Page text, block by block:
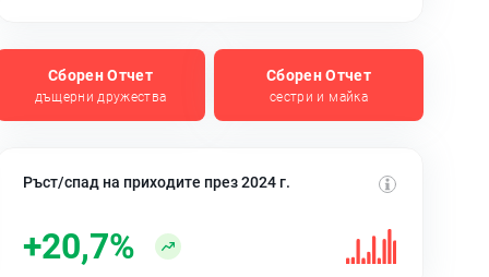
Сборен Отчет
дъщерни дружества
Сборен Отчет
сестри и майка
Ръст/спад на приходите през 2024 г.
+20,7%